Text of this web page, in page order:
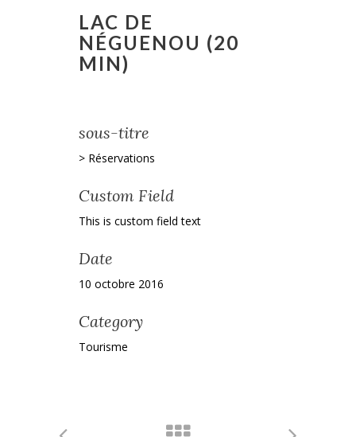
LAC DE
NÉGUENOU (20
MIN)
sous-titre
> Réservations
Custom Field
This is custom field text
Date
10 octobre 2016
Category
Tourisme